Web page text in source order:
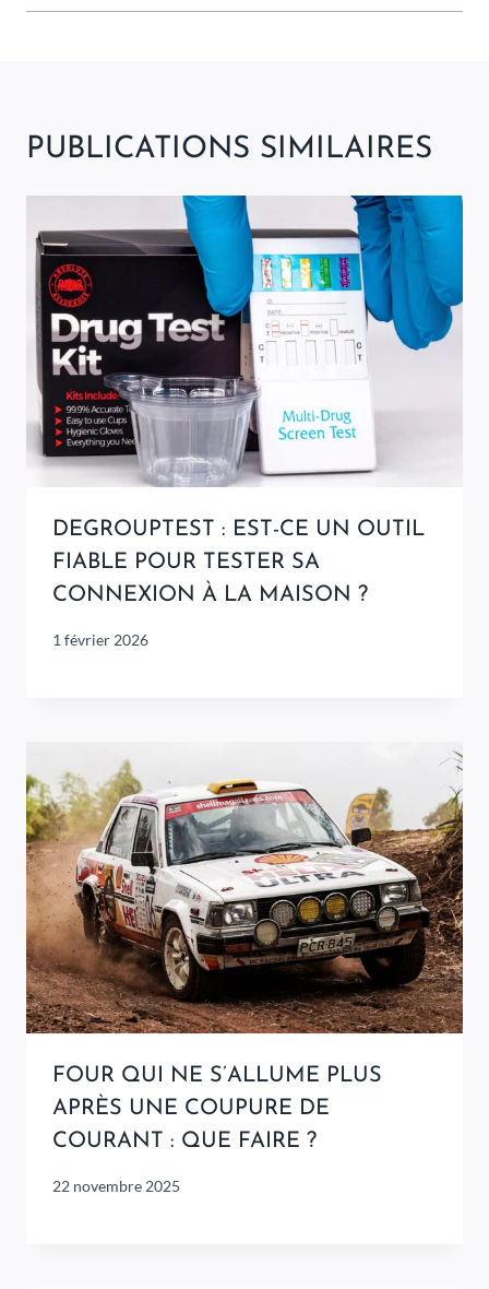
PUBLICATIONS SIMILAIRES
DEGROUPTEST : EST-CE UN OUTIL
FIABLE POUR TESTER SA
CONNEXION À LA MAISON ?
1 février 2026
FOUR QUI NE S’ALLUME PLUS
APRÈS UNE COUPURE DE
COURANT : QUE FAIRE ?
22 novembre 2025